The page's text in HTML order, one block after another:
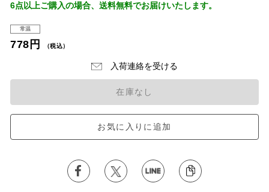
6点以上ご購入の場合、送料無料でお届けいたします。
常温
778円 （税込）
入荷連絡を受ける
在庫なし
お気に入りに追加